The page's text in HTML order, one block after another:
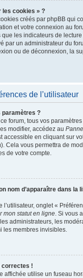
les cookies » ?
créés par phpBB qui
et votre connexion au
les indicateurs de
par un administrateur du
ou de déconnexion, la
de l’utilisateur
paramètres ?
forum, tous vos
modifier, accédez au
accessible en cliquant sur
Cela vous permettra de
de votre compte.
nom d’apparaître dans la
l’utilisateur, onglet «
mon statut en ligne. Si vous
administrateurs, les
les membres invisibles.
correctes !
affichée utilise un fuseau